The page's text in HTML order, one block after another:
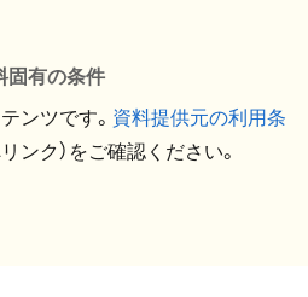
固有の条件
ンツです。 資料提供元の利用条
ンク）をご確認ください。